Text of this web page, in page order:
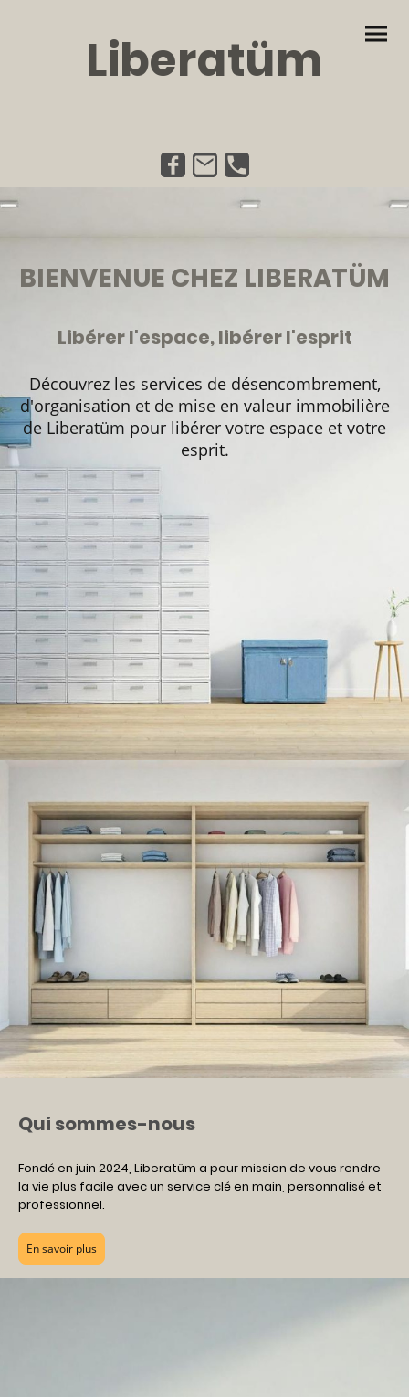
Liberatüm
BIENVENUE CHEZ LIBERATÜM
Libérer l'espace, libérer l'esprit
Découvrez les services de désencombrement,
d'organisation et de mise en valeur immobilière
de Liberatüm pour libérer votre espace et votre
esprit.
Qui sommes-nous
Fondé en juin 2024, Liberatüm a pour mission de vous rendre
la vie plus facile avec un service clé en main, personnalisé et
professionnel.
En savoir plus